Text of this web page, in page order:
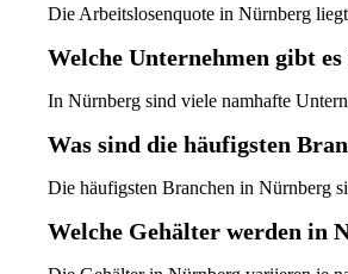
Die Arbeitslosenquote in Nürnberg
Welche Unternehmen gibt
In Nürnberg sind viele namhafte
Was sind die häufigsten
Die häufigsten Branchen in Nürnberg
Welche Gehälter werden in